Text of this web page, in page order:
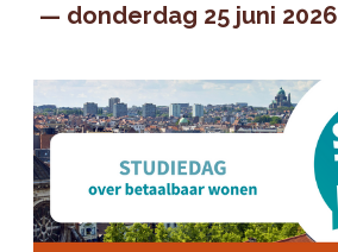
donderdag 25 juni 2026